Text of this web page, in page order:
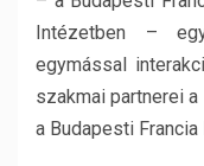
Intézetben –
egymással
szakmai partnerei
a Budapesti